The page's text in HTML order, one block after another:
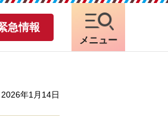
急情報
メニュー
年1月14日